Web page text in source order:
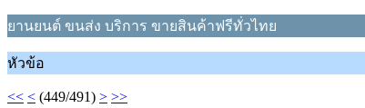
ยานยนต์ ขนส่ง บริการ ขายสินค้าฟรีทั่วไทย
หัวข้อ
<< < (449/491) > >>